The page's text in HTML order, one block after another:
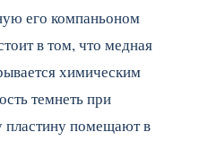
его компаньоном
в том, что медная
химическим
темнеть при
пластину помещают в